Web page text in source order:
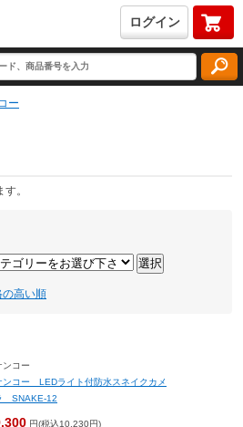
ログイン
ー
。
の高い順
ンコー
ンコー LEDライト付防水スネイクカメ
SNAKE-12
円(税込10,230円)